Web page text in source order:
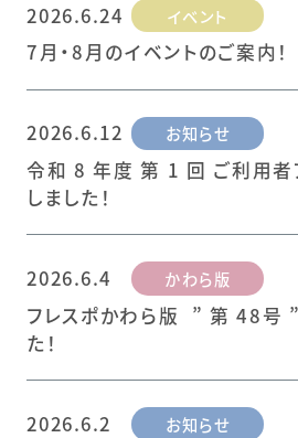
2026.6.24 イベント
7月・8月のイベントのご案内！
2026.6.12 お知らせ
令和 8 年度 第 1 回 ご利用者
しました！
2026.6.4 かわら版
フレスポかわら版 ” 第 48号
た！
2026.6.2 お知らせ